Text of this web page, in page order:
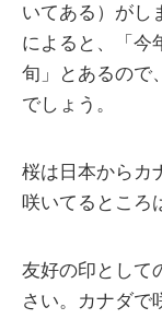
いてある）がし
によると、「今
旬」とあるので
でしょう。
桜は日本からカ
咲いてるところ
友好の印として
さい。カナダで